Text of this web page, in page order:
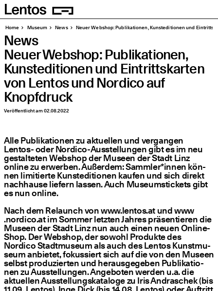
Homepage
Seiten
Home Muse­um News Neu­er Web­shop: Publi­ka­tio­nen, Kunst­edi­tio­nen und
News
Neu­er Web­shop: Publi­ka­tio­nen,
Kunst­edi­tio­nen und Ein­tritts­kar­ten
von Lentos und Nordico auf
Knopfdruck
Veröffentlicht am02.08.2022
Alle Publi­ka­tio­nen zu aktu­el­len und ver­gan­gen
Lentos- oder Nordico-Aus­stel­lun­gen gibt es im neu
gestal­te­ten Web­shop der Muse­en der Stadt Linz
online zu erwer­ben. Außer­dem: Sammler*innen kön­
nen limi­tier­te Kunst­edi­tio­nen kau­fen und sich direkt
nach­hau­se lie­fern las­sen. Auch Muse­ums­ti­ckets gibt
es nun online.
Nach dem Relaunch von www​.lentos​.at und www​
.nordico​.at im Som­mer letz­ten Jah­res prä­sen­tie­ren die
Muse­en der Stadt Linz nun auch einen neu­en Online-
Shop. Der Web­shop, der sowohl Pro­duk­te des
Nordico Stadt­mu­se­um als auch des Lentos Kunst­mu­
se­um anbie­tet, fokus­siert sich auf die von den Muse­en
selbst pro­du­zier­ten und her­aus­ge­ge­ben Publi­ka­tio­
nen zu Aus­stel­lun­gen. Ange­bo­ten wer­den u.a. die
aktu­el­len Aus­stel­lungs­ka­ta­lo­ge zu Iris Andra­schek (bis